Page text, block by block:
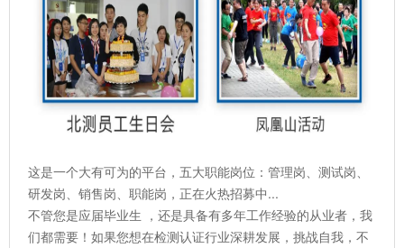
这是一个大有可为的平台，五大职能岗位：管理岗、测试岗、
研发岗、销售岗、职能岗，正在火热招募中...
不管您是应届毕业生 ，还是具备有多年工作经验的从业者，我
们都需要！如果您想在检测认证行业深耕发展，挑战自我，不